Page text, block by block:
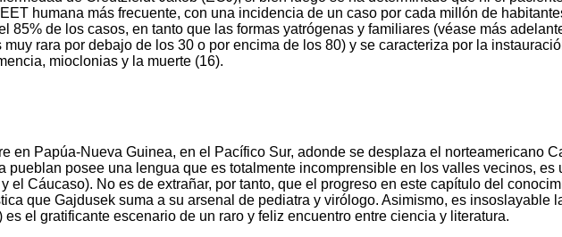
humana más frecuente, con una incidencia de un caso por cada millón de
85% de los casos, en tanto que las formas yatrógenas y familiares (véase más
rara por debajo de los 30 o por encima de los 80) y se caracteriza por la
mioclonias y la muerte (16).
en Papúa-Nueva Guinea, en el Pacífico Sur, adonde se desplaza el norteamericano
pueblan posee una lengua que es totalmente incomprensible en los valles vecinos,
el Cáucaso). No es de extrañar, por tanto, que el progreso en este capítulo del
que Gajdusek suma a su arsenal de pediatra y virólogo. Asimismo, es insoslayable
el gratificante escenario de un raro y feliz encuentro entre ciencia y literatura.